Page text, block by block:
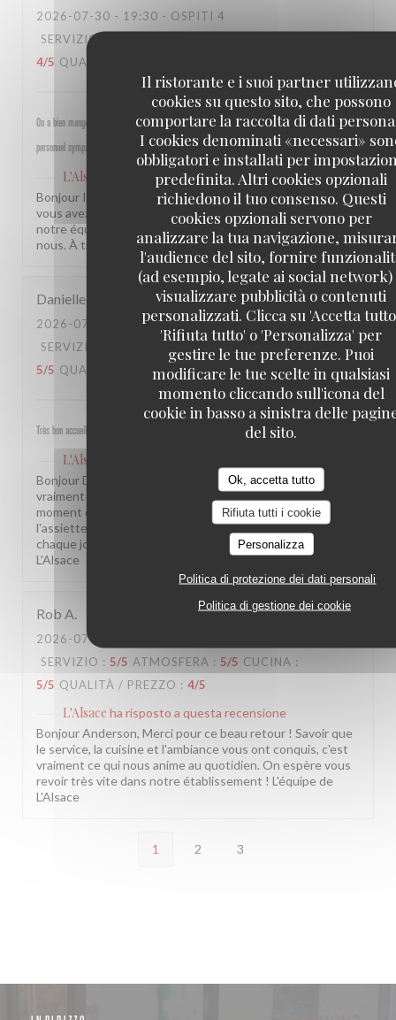
Il ristorante e i suoi partner
cookies su questo sito, che possono
comportare la raccolta di dati
I cookies denominati «necessari»
obbligatori e installati per
predefinita. Altri cookies opzionali
richiedono il tuo consenso. Questi
cookies opzionali servono per
analizzare la tua navigazione,
l'audience del sito, fornire
(ad esempio, legate ai social network)
visualizzare pubblicità o contenuti
personalizzati. Clicca su 'Accetta
'Rifiuta tutto' o 'Personalizza' per
gestire le tue preferenze. Puoi
modificare le tue scelte in qualsiasi
momento cliccando sull'icona del
cookie in basso a sinistra delle
del sito.
Ok, accetta tutto
Rifiuta tutti i cookie
Personalizza
Politica di protezione dei dati personali
Politica di gestione dei cookie
2026-07-30 - 19:30 - OSPITI 4
SERVIZIO
4/5 QUALITÀ / PREZZO
On a bien mangé, bon rapport qualité prix pour les champs, très bel emplacement, peu d attente,
personnel sympathique et efficace.
L'Alsace
ha risposto a questa recensione
Bonjour Isabelle, Merci pour ce beau retour ! Savoir que
vous avez passé un bon moment près des Champs et que
notre équipe a été à la hauteur, c'est une vraie fierté pour
nous. À très bientôt ! L'équipe de L'Alsace
Danielle
2026-07-31
- 12:30 - OSPITI 3
SERVIZIO
ATMOSFERA 5 /5 CUCINA
5/5 QUALITÀ / PREZZO: 5/5
Très bon accueil, service rapide et plats excellents
L'Alsace
Bonjour Danielle, Merci pour ce beau retour, ça nous fait
vraiment plaisir ! Savoir que vous avez passé un aussi bon
moment dans notre établissement, de l'accueil jusqu'à
l'assiette, c'est exactement ce que nous cherchons à offrir
chaque jour. On espère vous revoir très vite ! L'équipe de
L'Alsace
Rob A
2026-07-24
SERVIZIO : 5/5 ATMOSFERA : 5/5 CUCINA :
5/5 QUALITÀ / PREZZO : 4/5
L'Alsace ha risposto a questa recensione
Bonjour Anderson, Merci pour ce beau retour ! Savoir que
le service, la cuisine et l'ambiance vous ont conquis, c'est
vraiment ce qui nous anime au quotidien. On espère vous
revoir très vite dans notre établissement ! L'équipe de
L'Alsace
1 2 3